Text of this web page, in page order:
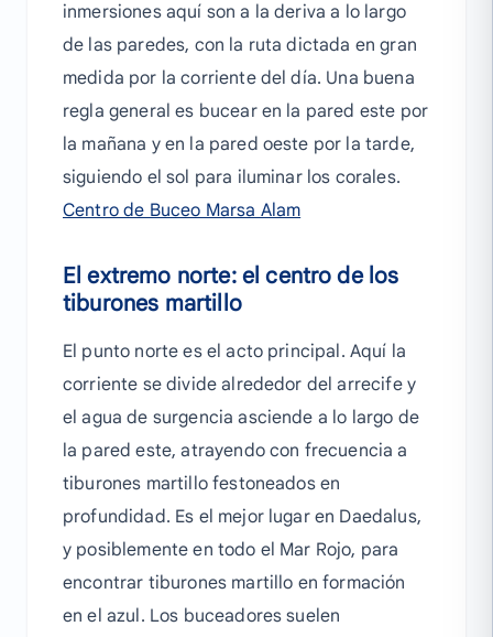
inmersiones aquí son a la deriva a lo largo
de las paredes, con la ruta dictada en gran
medida por la corriente del día. Una buena
regla general es bucear en la pared este por
la mañana y en la pared oeste por la tarde,
siguiendo el sol para iluminar los corales.
Centro de Buceo Marsa Alam
El extremo norte: el centro de los
tiburones martillo
El punto norte es el acto principal. Aquí la
corriente se divide alrededor del arrecife y
el agua de surgencia asciende a lo largo de
la pared este, atrayendo con frecuencia a
tiburones martillo festoneados en
profundidad. Es el mejor lugar en Daedalus,
y posiblemente en todo el Mar Rojo, para
encontrar tiburones martillo en formación
en el azul. Los buceadores suelen